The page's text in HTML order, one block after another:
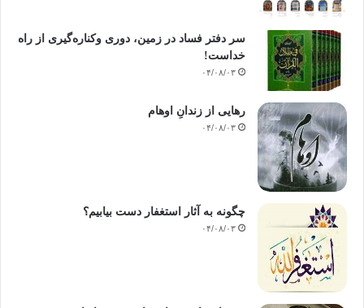
سر دفتر فساد در زمین‌، دوری وکناره‌گیری از راه
خداست‌!
۰۴/۰۸/۰۳
رهایی از زندانِ اوهام
۰۴/۰۸/۰۳
چگونه به آثار استغفار دست بیابیم؟
۰۴/۰۸/۰۳